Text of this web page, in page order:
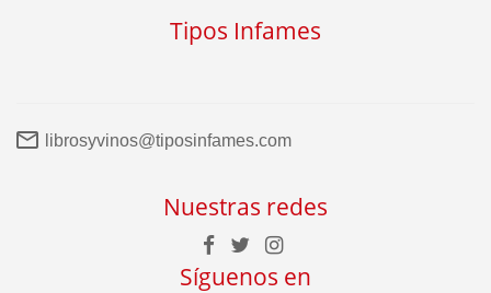
Tipos Infames
librosyvinos@tiposinfames.com
Nuestras redes
Síguenos en